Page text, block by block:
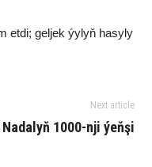
etdi; geljek ýylyň hasyly
Next article
1000-nji ýeňşi